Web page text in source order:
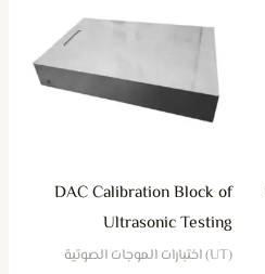
DAC Calibration Block of
Ultrasonic Testing
(UT) اختبارات الموجات الصوتية